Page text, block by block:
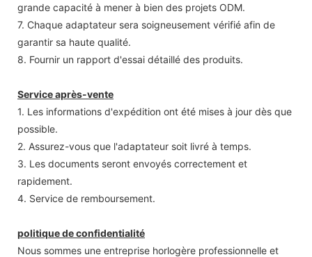
grande capacité à mener à bien des projets ODM.
7. Chaque adaptateur sera soigneusement vérifié afin de
garantir sa haute qualité.
8. Fournir un rapport d'essai détaillé des produits.
Service après-vente
1. Les informations d'expédition ont été mises à jour dès que
possible.
2. Assurez-vous que l'adaptateur soit livré à temps.
3. Les documents seront envoyés correctement et
rapidement.
4. Service de remboursement.
politique de confidentialité
Nous sommes une entreprise horlogère professionnelle et